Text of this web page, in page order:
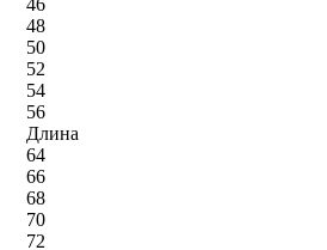
46
48
50
52
54
56
Длина
64
66
68
70
72